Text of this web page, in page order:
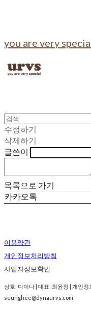
you are very
수정하기
삭제하기
글쓴이
목록으로 가기
카카오톡
이용약관
개인정보처리방침
사업자정보확인
상호: 다이나 | 대표: 최윤정 | 개인
seunghee@dynaurvs.com